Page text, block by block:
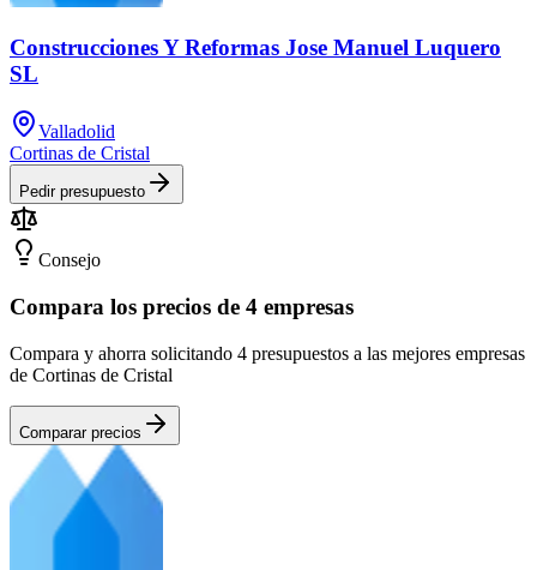
Construcciones Y Reformas Jose Manuel Luquero
SL
Valladolid
Cortinas de Cristal
Pedir presupuesto
Consejo
Compara los precios de 4 empresas
Compara y ahorra solicitando 4 presupuestos a las mejores empresas
de Cortinas de Cristal
Comparar precios